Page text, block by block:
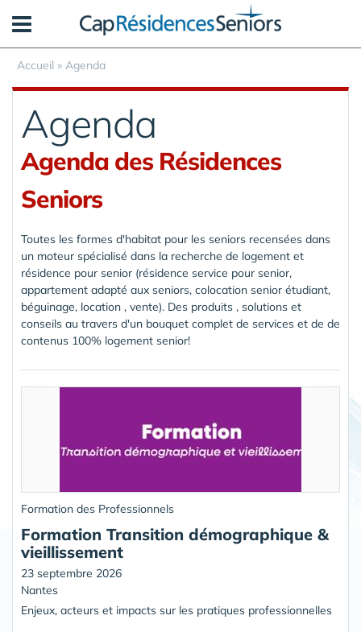
Accueil » Agenda
Agenda
Agenda des Résidences
Seniors
Toutes les formes d'habitat pour les seniors recensées dans
un moteur spécialisé dans la recherche de logement et
résidence pour senior (résidence service pour senior,
appartement adapté aux seniors, colocation senior étudiant,
béguinage, location , vente). Des produits , solutions et
conseils au travers d'un bouquet complet de services et de de
contenus 100% logement senior!
Formation des Professionnels
Formation Transition démographique &
vieillissement
23 septembre 2026
Nantes
Enjeux, acteurs et impacts sur les pratiques professionnelles